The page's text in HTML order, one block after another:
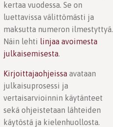
kertaa vuodessa. Se on
luettavissa välittömästi ja
maksutta numeron ilmestyttyä.
Näin lehti linjaa avoimesta
julkaisemisesta.
Kirjoittajaohjeissa avataan
julkaisuprosessi ja
vertaisarvioinnin käytänteet
sekä ohjeistetaan lähteiden
käytöstä ja kielenhuollosta.